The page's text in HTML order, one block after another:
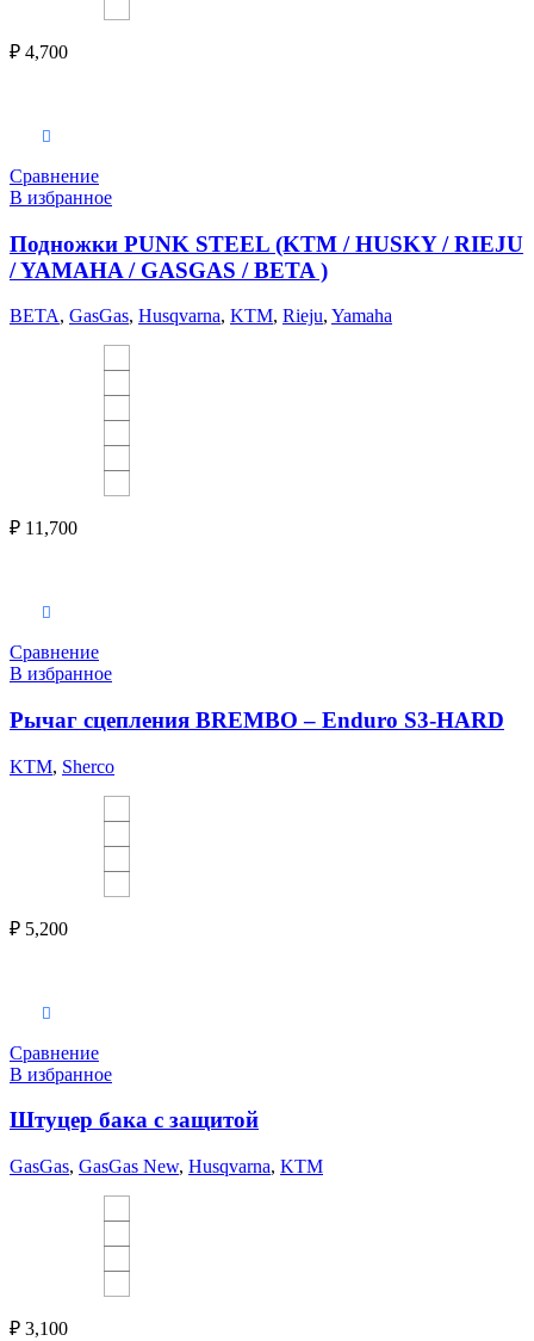
₽ 4,700
Сравнение
В избранное
Подножки PUNK STEEL (KTM / HUSKY / RIEJU
/ YAMAHA / GASGAS / BETA )
BETA, GasGas, Husqvarna, KTM, Rieju, Yamaha
₽ 11,700
Сравнение
В избранное
Рычаг сцепления BREMBO – Enduro S3-HARD
KTM, Sherco
₽ 5,200
Сравнение
В избранное
Штуцер бака с защитой
GasGas, GasGas New, Husqvarna, KTM
₽ 3,100